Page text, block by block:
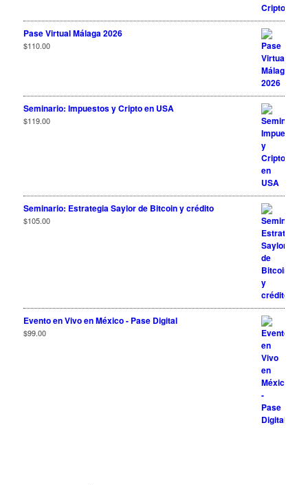
Pase Virtual Málaga 2026
$110.00
Seminario: Impuestos y Cripto en USA
$119.00
Seminario: Estrategia Saylor de Bitcoin y crédito
$105.00
Evento en Vivo en México - Pase Digital
$99.00